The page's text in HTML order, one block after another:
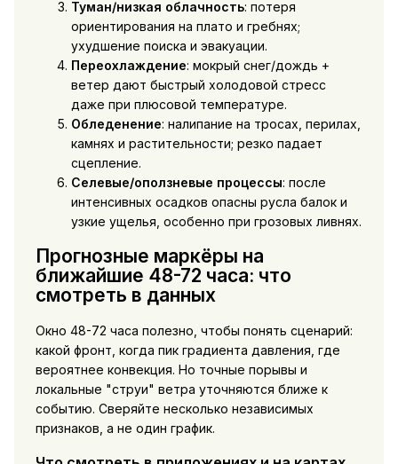
Туман/низкая облачность: потеря
ориентирования на плато и гребнях;
ухудшение поиска и эвакуации.
Переохлаждение: мокрый снег/дождь +
ветер дают быстрый холодовой стресс
даже при плюсовой температуре.
Обледенение: налипание на тросах, перилах,
камнях и растительности; резко падает
сцепление.
Селевые/оползневые процессы: после
интенсивных осадков опасны русла балок и
узкие ущелья, особенно при грозовых ливнях.
Прогнозные маркёры на
ближайшие 48-72 часа: что
смотреть в данных
Окно 48-72 часа полезно, чтобы понять сценарий:
какой фронт, когда пик градиента давления, где
вероятнее конвекция. Но точные порывы и
локальные "струи" ветра уточняются ближе к
событию. Сверяйте несколько независимых
признаков, а не один график.